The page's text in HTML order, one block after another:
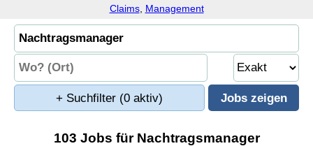
Claims, Management
+ Suchfilter (0 aktiv)
103 Jobs für Nachtragsmanager